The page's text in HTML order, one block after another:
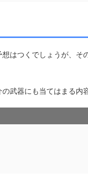
はつくでしょうが、そ
武器にも当てはまる内